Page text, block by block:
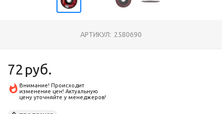
АРТИКУЛ: 2580690
72 руб.
Внимание! Происходит
изменение цен! Актуальную
цену уточняйте у менеджеров!